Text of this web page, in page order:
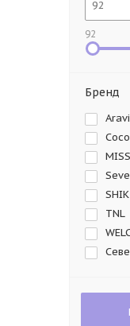
92
Бренд
SHIK
TNL